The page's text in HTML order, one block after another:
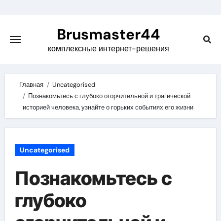
content
Brusmaster44
комплексные интернет-решения
Главная
Uncategorised
Познакомьтесь с глубоко огорчительной и трагической
историей человека, узнайте о горьких событиях его жизни
Uncategorised
Познакомьтесь с
глубоко